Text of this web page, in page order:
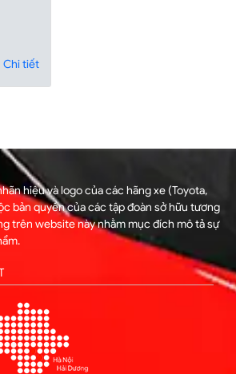
Chi tiết
hiệu và logo của các hãng xe (Toyota,
bản quyền của các tập đoàn sở hữu tương
trên website này nhằm mục đích mô tả sự